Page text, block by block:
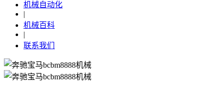
机械自动化
|
机械百科
|
联系我们